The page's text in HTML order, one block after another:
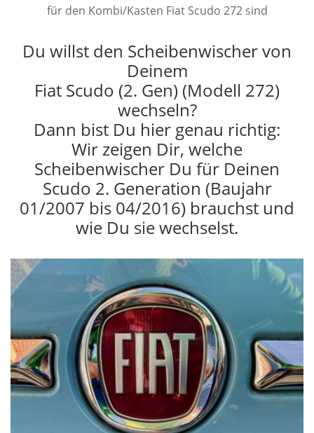
für den Kombi/Kasten Fiat Scudo 272 sind
Du willst den Scheibenwischer von
Deinem
Fiat Scudo (2. Gen) (Modell 272)
wechseln?
Dann bist Du hier genau richtig:
Wir zeigen Dir, welche
Scheibenwischer Du für Deinen
Scudo 2. Generation (Baujahr
01/2007 bis 04/2016) brauchst und
wie Du sie wechselst.